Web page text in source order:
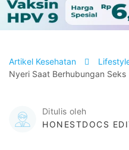
Artikel Kesehatan
Nyeri Saat Berhubungan Seks
Ditulis oleh
HONESTDOCS